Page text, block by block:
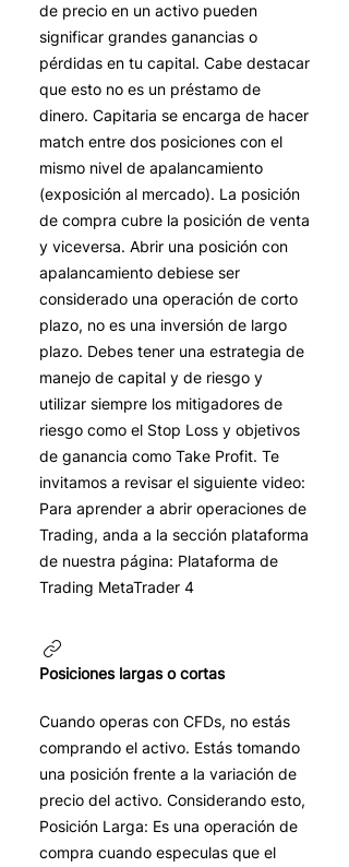
de precio en un activo pueden
significar grandes ganancias o
pérdidas en tu capital. Cabe destacar
que esto no es un préstamo de
dinero. Capitaria se encarga de hacer
match entre dos posiciones con el
mismo nivel de apalancamiento
(exposición al mercado). La posición
de compra cubre la posición de venta
y viceversa. Abrir una posición con
apalancamiento debiese ser
considerado una operación de corto
plazo, no es una inversión de largo
plazo. Debes tener una estrategia de
manejo de capital y de riesgo y
utilizar siempre los mitigadores de
riesgo como el Stop Loss y objetivos
de ganancia como Take Profit. Te
invitamos a revisar el siguiente video:
Para aprender a abrir operaciones de
Trading, anda a la sección plataforma
de nuestra página: Plataforma de
Trading MetaTrader 4
Posiciones largas o cortas
Cuando operas con CFDs, no estás
comprando el activo. Estás tomando
una posición frente a la variación de
precio del activo. Considerando esto,
Posición Larga: Es una operación de
compra cuando especulas que el